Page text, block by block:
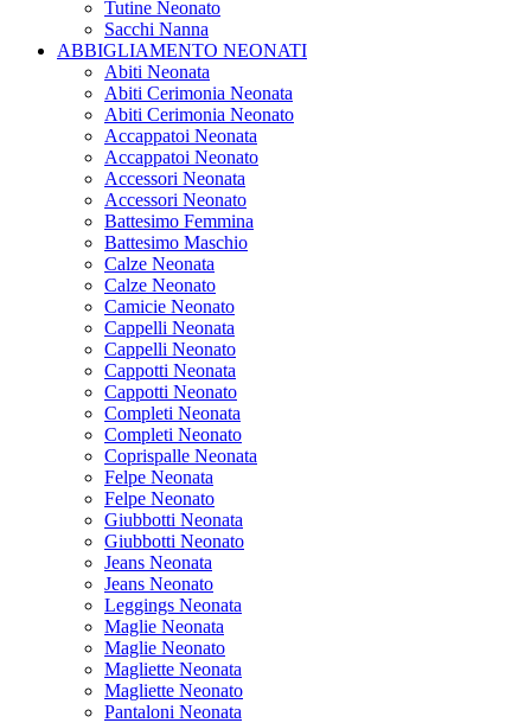
Tutine Neonato
Sacchi Nanna
ABBIGLIAMENTO NEONATI
Abiti Neonata
Abiti Cerimonia Neonata
Abiti Cerimonia Neonato
Accappatoi Neonata
Accappatoi Neonato
Accessori Neonata
Accessori Neonato
Battesimo Femmina
Battesimo Maschio
Calze Neonata
Calze Neonato
Camicie Neonato
Cappelli Neonata
Cappelli Neonato
Cappotti Neonata
Cappotti Neonato
Completi Neonata
Completi Neonato
Coprispalle Neonata
Felpe Neonata
Felpe Neonato
Giubbotti Neonata
Giubbotti Neonato
Jeans Neonata
Jeans Neonato
Leggings Neonata
Maglie Neonata
Maglie Neonato
Magliette Neonata
Magliette Neonato
Pantaloni Neonata